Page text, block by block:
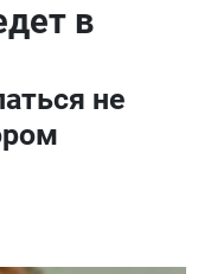
в
не